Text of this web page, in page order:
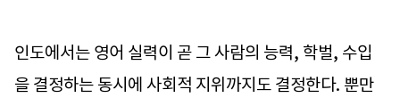
인도에서는 영어 실력이 곧 그 사람의 능력, 학벌, 수입
을 결정하는 동시에 사회적 지위까지도 결정한다. 뿐만